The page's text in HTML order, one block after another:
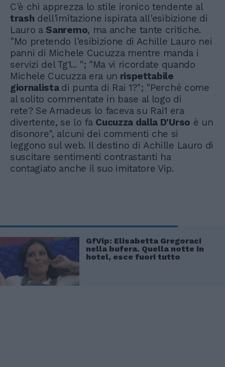
C'è chi apprezza lo stile ironico tendente al
trash dell'imitazione ispirata all'esibizione di
Lauro a Sanremo, ma anche tante critiche.
"Mo pretendo l'esibizione di Achille Lauro nei
panni di Michele Cucuzza mentre manda i
servizi del Tg1... "; "Ma vi ricordate quando
Michele Cucuzza era un rispettabile
giornalista di punta di Rai 1?"; "Perché come
al solito commentate in base al logo di
rete? Se Amadeus lo faceva su Rai1 era
divertente, se lo fa Cucuzza dalla D'Urso è un
disonore", alcuni dei commenti che si
leggono sul web. Il destino di Achille Lauro di
suscitare sentimenti contrastanti ha
contagiato anche il suo imitatore Vip.
GfVip: Elisabetta Gregoraci
nella bufera. Quella notte in
hotel, esce fuori tutto